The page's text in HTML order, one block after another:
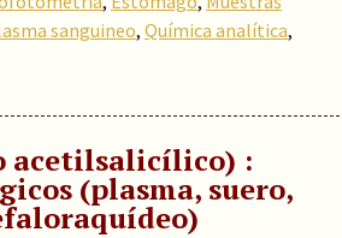
sanguineo, Química analítica,
acetilsalicílico) :
(plasma, suero,